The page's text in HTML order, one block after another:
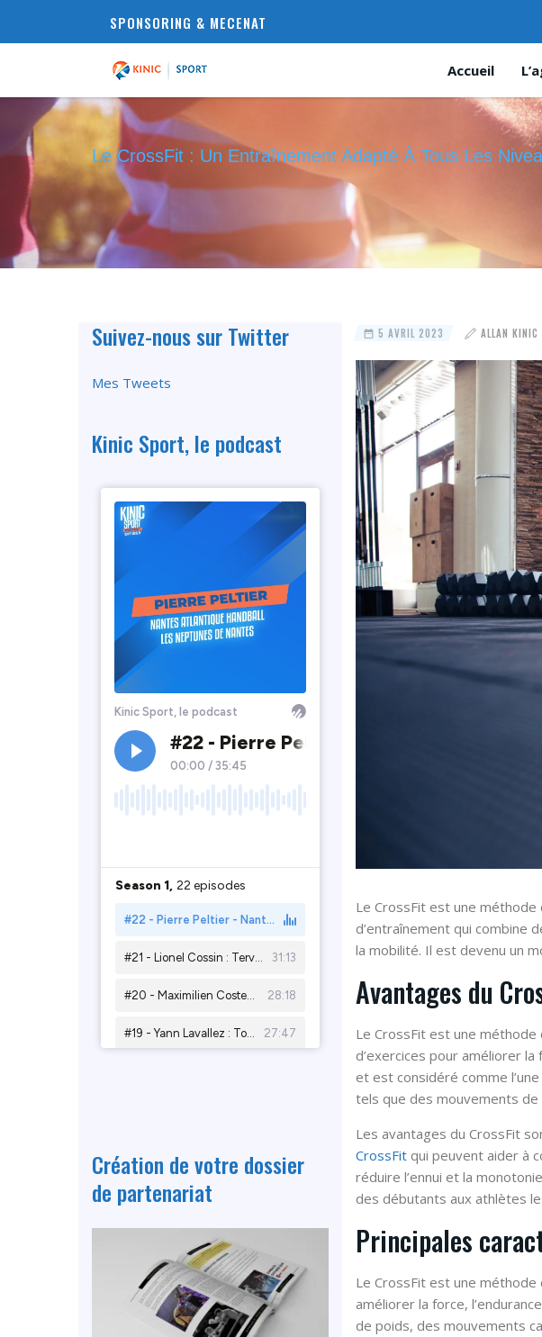
SPONSORING & MECENAT
Accueil
Le CrossFit : Un Entraînement Adapté À Tous Les
5 AVRIL 2023 ALLAN KINIC
Le CrossFit est une méthode
d’entraînement qui combine
la mobilité. Il est devenu un
Avantages du
Le CrossFit est une
d’exercices pour améliorer
et est considéré comme
tels que des mouvements de
Les avantages du CrossFit
CrossFitqui peuvent aider à
réduire l’ennui et la
des débutants aux athlètes
Principales
Le CrossFit est une
améliorer la force,
de poids, des mouvements
Suivez-nous sur Twitter
Mes Tweets
Kinic Sport, le podcast
Création de votre dossier
de partenariat